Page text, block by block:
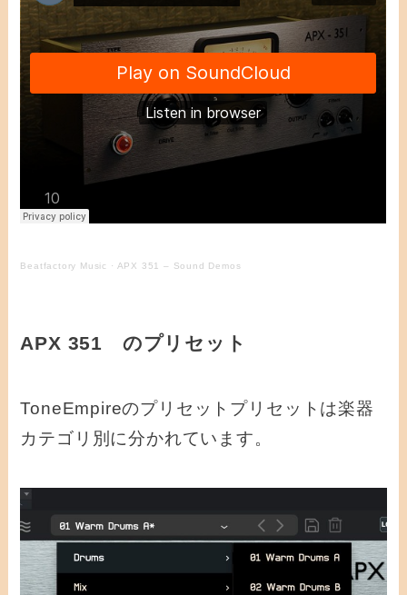
Beatfactory Music · APX 351 – Sound Demos
APX 351 のプリセット
ToneEmpireのプリセットプリセットは楽器
カテゴリ別に分かれています。